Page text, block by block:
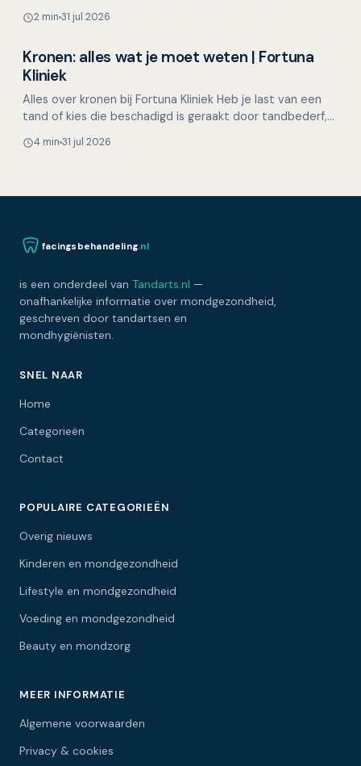
kauwfunct…
2 min 31 jul 2026
Overig nieuws
Kronen: alles wat je moet weten | Fortuna
Kliniek
Alles over kronen bij Fortuna Kliniek Heb je last van een
tand of kies die beschadigd is geraakt door tandbederf,
4 min 31 jul 2026
facingsbehandeling.nl
is een onderdeel van Tandarts.nl —
onafhankelijke informatie over mondgezondheid,
geschreven door tandartsen en
mondhygiënisten.
SNEL NAAR
Home
Categorieën
Contact
POPULAIRE CATEGORIEËN
Overig nieuws
Kinderen en mondgezondheid
Lifestyle en mondgezondheid
Voeding en mondgezondheid
Beauty en mondzorg
MEER INFORMATIE
Algemene voorwaarden
Privacy & cookies